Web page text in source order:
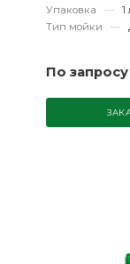
Упаковка
—
1
Тип мойки
—
По запросу